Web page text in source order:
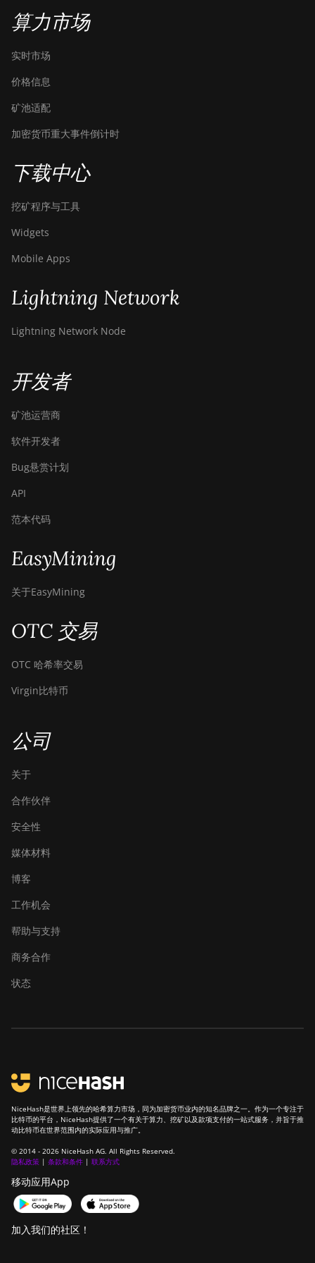
算力市场
实时市场
价格信息
矿池适配
加密货币重大事件倒计时
下载中心
挖矿程序与工具
Widgets
Mobile Apps
Lightning Network
Lightning Network Node
开发者
矿池运营商
软件开发者
Bug悬赏计划
API
范本代码
EasyMining
关于EasyMining
OTC 交易
OTC 哈希率交易
Virgin比特币
公司
关于
合作伙伴
安全性
媒体材料
博客
工作机会
帮助与支持
商务合作
状态
NiceHash是世界上领先的哈希算力市场，同为加密货币业内的知名品牌之一。作为一个专注于
比特币的平台，NiceHash提供了一个有关于算力、挖矿以及款项支付的一站式服务，并旨于推
动比特币在世界范围内的实际应用与推广。
© 2014 - 2026 NiceHash AG. All Rights Reserved.
隐私政策 | 条款和条件 | 联系方式
移动应用App
加入我们的社区！